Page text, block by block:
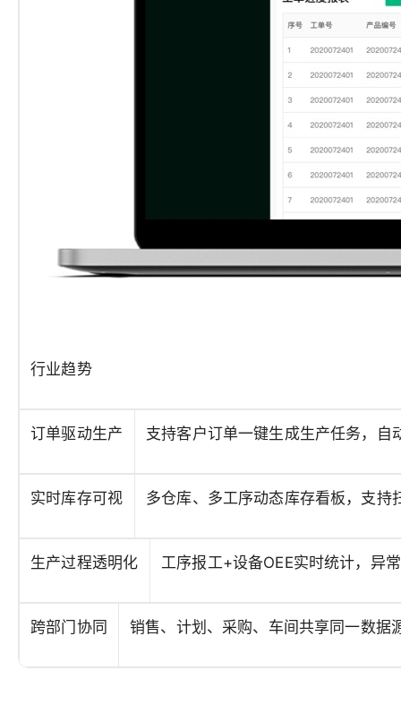
行业趋势
订单驱动生产 支持客户订单一键生成生产任务，自
实时库存可视 多仓库、多工序动态库存看板，支持
生产过程透明化 工序报工+设备OEE实时统计，异
跨部门协同 销售、计划、采购、车间共享同一数据